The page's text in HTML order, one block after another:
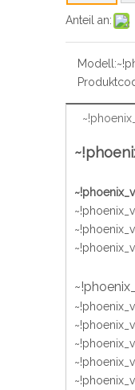
Anteil an:
Modell: